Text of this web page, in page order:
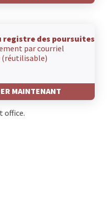
registre des poursuites
par courriel
(réutilisable)
MAINTENANT
office.